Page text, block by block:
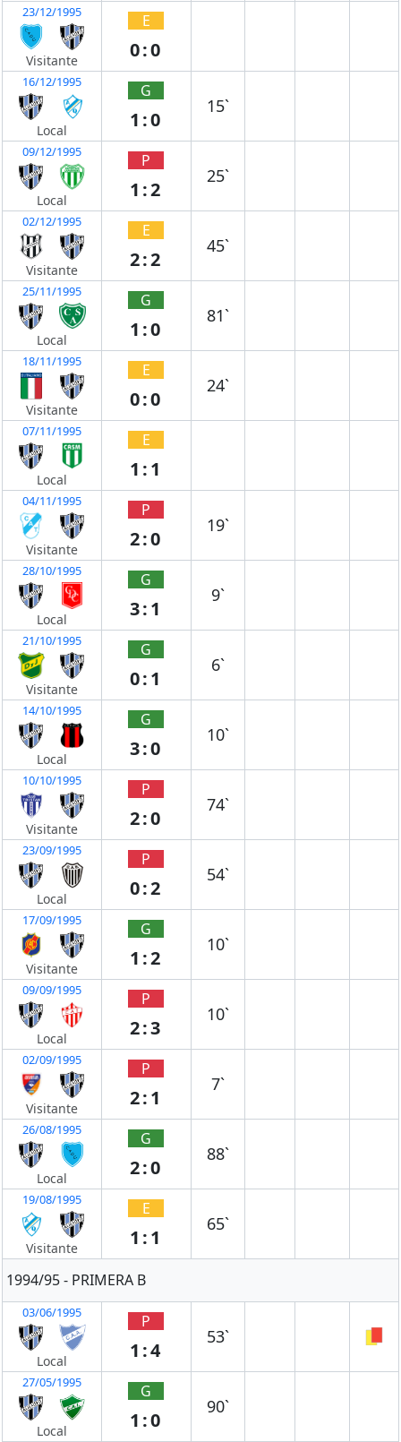
23/12/1995
Visitante
E
0:0
16/12/1995
Local
G
1:0
15`
09/12/1995
Local
P
1:2
25`
02/12/1995
Visitante
E
2:2
45`
25/11/1995
Local
G
1:0
81`
18/11/1995
Visitante
E
0:0
24`
07/11/1995
Local
E
1:1
04/11/1995
Visitante
P
2:0
19`
28/10/1995
Local
G
3:1
9`
21/10/1995
Visitante
G
0:1
6`
14/10/1995
Local
G
3:0
10`
10/10/1995
Visitante
P
2:0
74`
23/09/1995
Local
P
0:2
54`
17/09/1995
Visitante
G
1:2
10`
09/09/1995
Local
P
2:3
10`
02/09/1995
Visitante
P
2:1
7`
26/08/1995
Local
G
2:0
88`
19/08/1995
Visitante
E
1:1
65`
1994/95 - PRIMERA B
03/06/1995
Local
P
1:4
53`
27/05/1995
Local
G
1:0
90`